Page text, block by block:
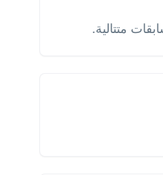
متتالية.